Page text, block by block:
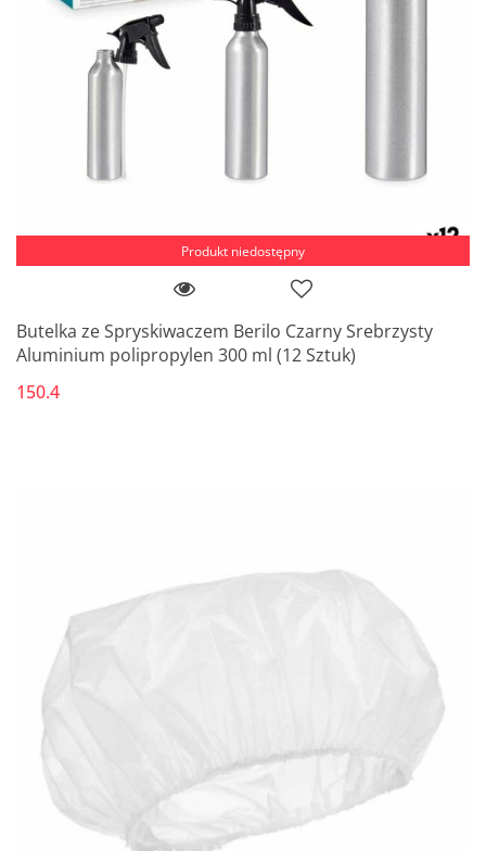
Produkt niedostępny
Butelka ze Spryskiwaczem Berilo Czarny Srebrzysty
Aluminium polipropylen 300 ml (12 Sztuk)
150.4